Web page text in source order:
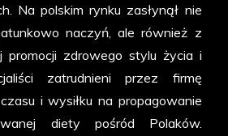
Na polskim rynku zasłynął nie
naczyń, ale również z
promocji zdrowego stylu życia i
zatrudnieni przez firmę
i wysiłku na propagowanie
diety pośród Polaków.